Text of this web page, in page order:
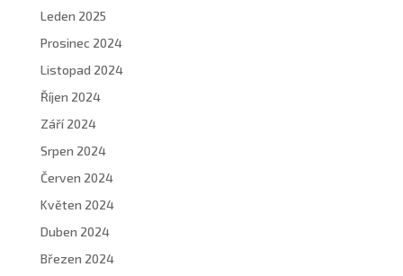
Leden 2025
Prosinec 2024
Listopad 2024
Říjen 2024
Září 2024
Srpen 2024
Červen 2024
Květen 2024
Duben 2024
Březen 2024